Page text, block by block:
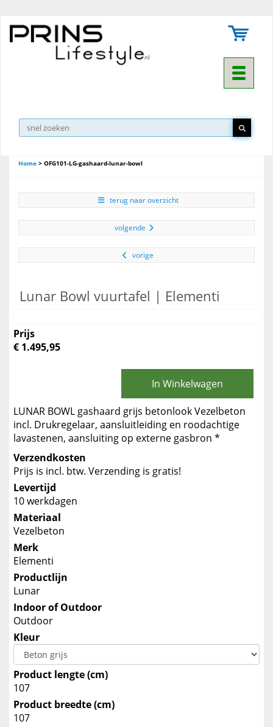
Toggle
Home > OFG101-LG-gashaard-lunar-bowl
terug naar overzicht
volgende
vorige
Lunar Bowl vuurtafel | Elementi
Prijs
€ 1.495,95
In Winkelwagen
LUNAR BOWL gashaard grijs betonlook Vezelbeton
incl. Drukregelaar, aansluitleiding en roodachtige
lavastenen, aansluiting op externe gasbron *
Verzendkosten
Prijs is incl. btw. Verzending is gratis!
Levertijd
10 werkdagen
Materiaal
Vezelbeton
Merk
Elementi
Productlijn
Lunar
Indoor of Outdoor
Outdoor
Kleur
Product lengte (cm)
107
Product breedte (cm)
107